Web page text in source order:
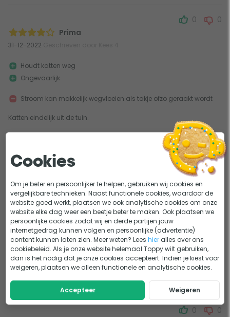
Prima
31-12-2022
0 0
Katten eindelijk uit de tuin.
Houdt katten weg
Ongevaarlijk
Stroom kan makkelijk wegvloeien als takje ofzo geraakt wordt
Goed product
19-08-2021 Geschreven door Geert D'Hondt-Devos
0 0
Prijs kwaliteit goed, alleen goedkoop en niet zo degelijk
bevestigingsmateriaal. Ik heb zelf paaltje...
Meer
Gemakkelijk te installeren
Prijs kwaliteit ok
Bevestiging en isolatoren nogal goedkoop van uitzicht
0 0
Cookies
Om je beter en persoonlijker te helpen, gebruiken wij cookies en
vergelijkbare technieken. Naast functionele cookies, waardoor de
website goed werkt, plaatsen we ook analytische cookies om onze
website elke dag weer een beetje beter te maken. Ook plaatsen we
persoonlijke cookies zodat wij en derde partijen jouw
internetgedrag kunnen volgen en persoonlijke (advertentie)
content kunnen laten zien. Meer weten? Leeshier alles over ons
cookiebeleid. Als je onze website helemaal Toppy wilt gebruiken,
dan is het nodig dat je onze cookies accepteert. Indien je kiest voor
weigeren, plaatsen we alleen functionele en analytische cookies.
Accepteer Weigeren